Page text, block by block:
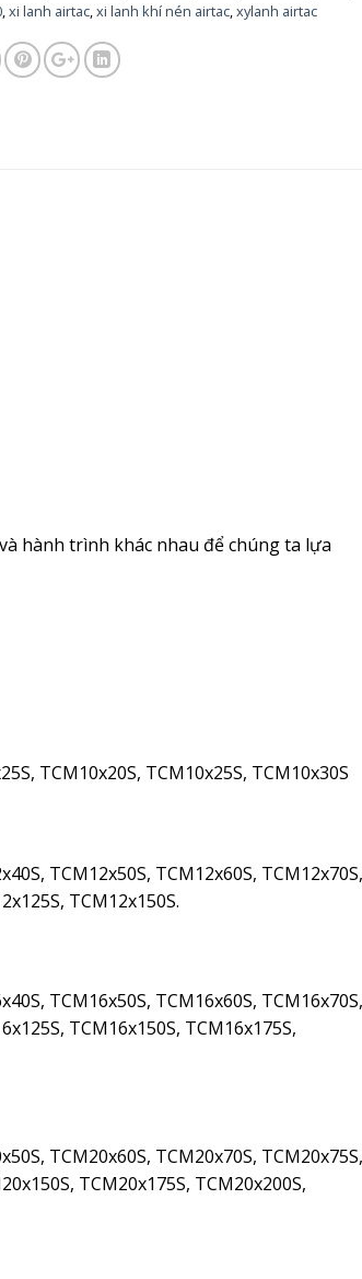
,xi lanh airtac,xi lanh khí nén airtac,xylanh airtac
hành trình khác nhau để chúng ta lựa
TCM10x20S, TCM10x25S, TCM10x30S
TCM12x50S, TCM12x60S, TCM12x70S,
TCM12x150S.
TCM16x50S, TCM16x60S, TCM16x70S,
TCM16x150S, TCM16x175S,
TCM20x60S, TCM20x70S, TCM20x75S,
TCM20x175S, TCM20x200S,